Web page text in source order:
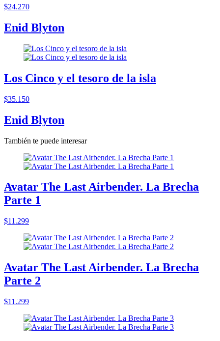
$24.270
Enid Blyton
Los Cinco y el tesoro de la isla
$35.150
Enid Blyton
También te puede interesar
Avatar The Last Airbender. La Brecha
Parte 1
$11.299
Avatar The Last Airbender. La Brecha
Parte 2
$11.299